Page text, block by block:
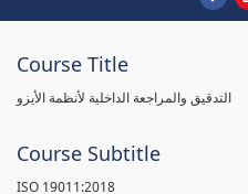
Course Title
التدقيق والمراجعة الداخلية لأنظمة الأيزو
Course Subtitle
ISO 19011:2018